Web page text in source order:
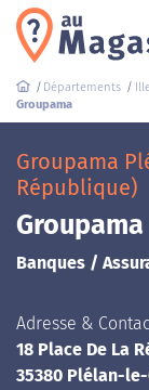
Départements
Groupama
Groupama
République)
Groupama
Banques /
Adresse &
18 Place De La
35380 Plélan-le-